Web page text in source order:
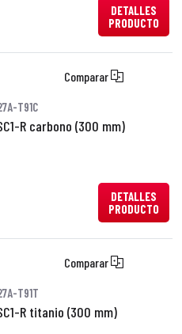
DETALLES
PRODUCTO
Comparar
T91C
R carbono (300 mm)
DETALLES
PRODUCTO
Comparar
T91T
R titanio (300 mm)